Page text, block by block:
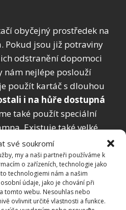
své soukromí
my a naši partneři používáme k
o zařízeních, technologie jako
technologiemi nám a našim
údaje, jako je chování při
tomto webu. Nesouhlas nebo
ovlivnit určité vlastnosti a funkce.
obyčejný prostředek na
Pokud jsou již potraviny
odstranění dopomoci
nám nejlépe poslouží
použít kartáč s dlouhou
i na hůře dostupná
také použít speciální
Existuje také velké
změkčují zaschlé
jejích odstranění.
spreje a jejich použití je